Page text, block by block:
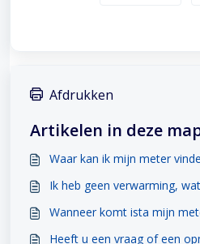
Afdrukken
Artikelen in deze
Waar kan ik mijn meter
Ik heb geen verwarming,
Wanneer komt ista mijn
Heeft u een vraag of een